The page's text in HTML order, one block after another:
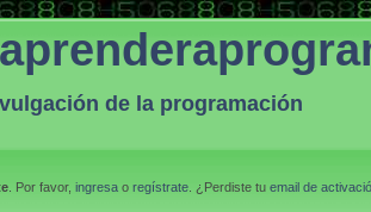
de la programación
. Por favor, ingresa o regístrate . ¿Perdiste tu email de